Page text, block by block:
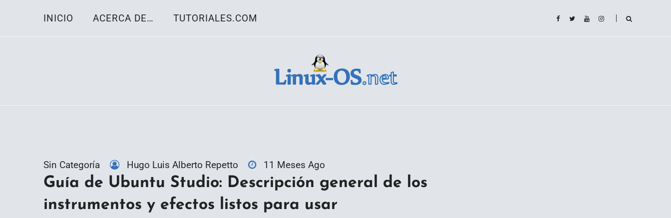
INICIO ACERCA DE… TUTORIALES.COM
Sin Categoría Hugo Luis Alberto Repetto 11 Meses Ago
Guía de Ubuntu Studio: Descripción general de los
instrumentos y efectos listos para usar